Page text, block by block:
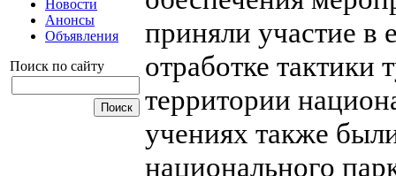
Новости
Анонсы
Объявления
Поиск по сайту
приняли участие в
отработке
территории
учениях также
национального